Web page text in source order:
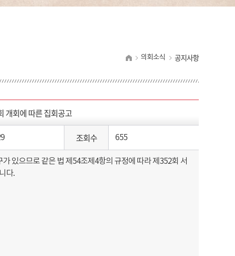
의회소식 공지사항
개회에 따른 집회공고
조회수 655
가 있으므로 같은 법 제54조제4항의 규정에 따라 제352회 서
다.